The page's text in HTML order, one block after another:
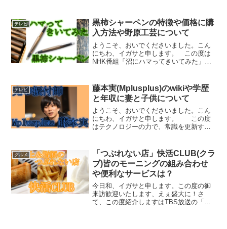
パラリンピック2020種目「水泳 競泳女
子100メートル平泳ぎ...
テレビ
黒柿シャーペンの特徴や価格に購
入方法や野原工芸について
ようこそ、おいでくださいました。こん
にちわ、イガサと申します。 この度は
NHK番組「沼にハマってきいてみた」に
入方法と野原工芸について調べてみまし
た。さぁ、皆さん一緒に...
テレビ
藤本実(Mplusplus)のwikiや学歴
と年収に妻と子供について
ようこそ、おいでくださいました。こん
にちわ、イガサと申します。 この度
はテクノロジーの力で、常識を更新する
が６月１６日(木)のテレビ東京番組「探求
の階...
グルメ
「つぶれない店」快活CLUB(クラ
ブ)皆のモーニングの組み合わせ
や便利なサービスは？
今日和、イガサと申します。この度の御
来訪歓迎いたします、えぇ盛大に！さ
て、この度紹介しますはTBS放送の「坂